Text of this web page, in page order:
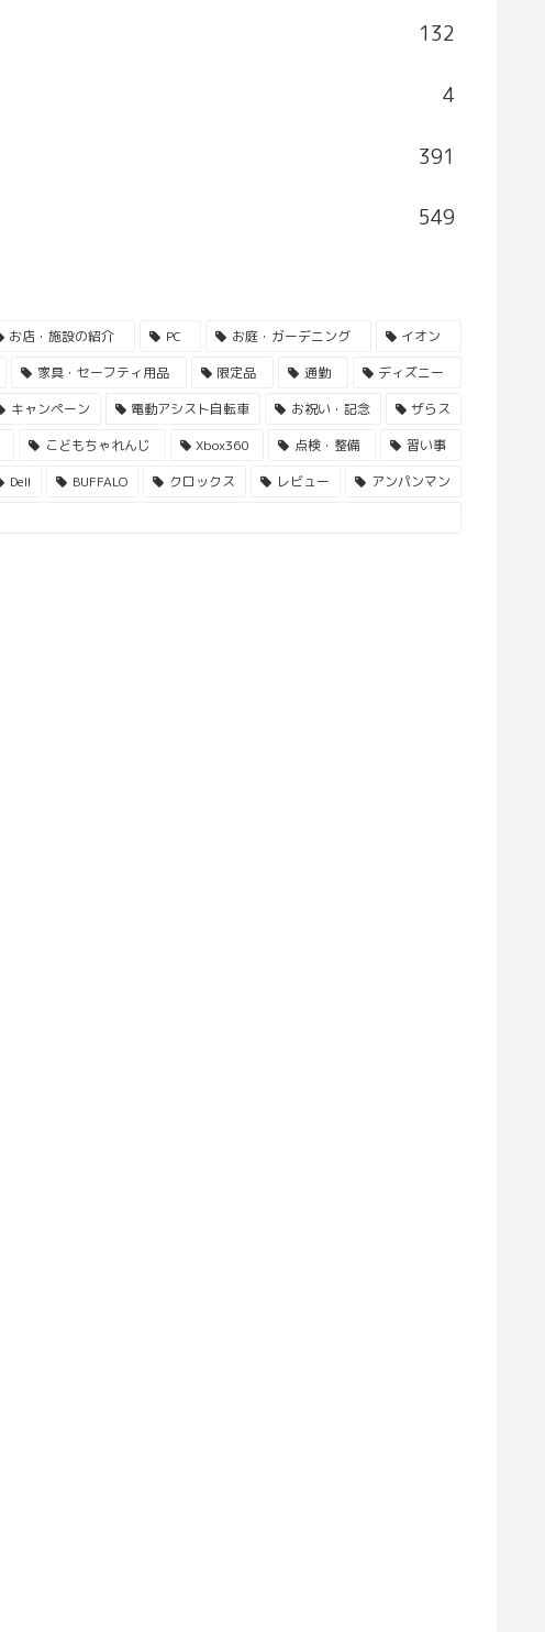
132
4
391
549
お店・施設の紹介 PC お庭・ガーデニング
イオン
家具・セーフティ用品 限定品 通勤
ディズニー
キャンペーン 電動アシスト自転車 お祝い・記念
ザらス
こどもちゃれんじ Xbox360 点検・整備
習い事
Dell BUFFALO クロックス レビュー
アンパンマン